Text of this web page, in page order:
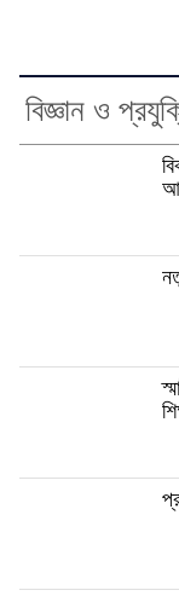
বিজ্ঞান ও